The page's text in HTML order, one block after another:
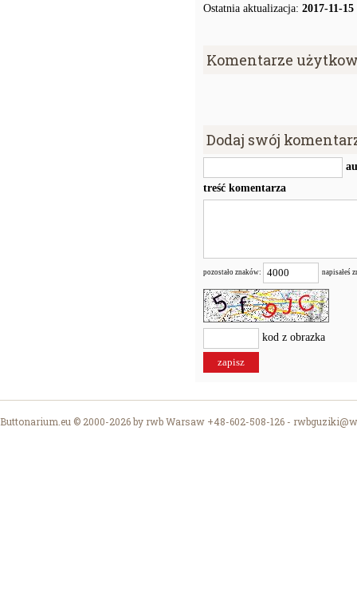
Ostatnia aktualizacja: 2017-11-15
Komentarze
Dodaj swój
treść komentarza
pozostało znaków: napisałeś
kod z obrazka
Buttonarium.eu © 2000-2026 by rwb Warsaw +48-602-508-126 -